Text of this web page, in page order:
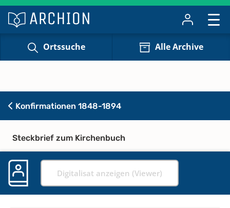
Ortssuche Alle Archive
Konfirmationen 1848-1894
Steckbrief zum Kirchenbuch
Digitalisat anzeigen (Viewer)